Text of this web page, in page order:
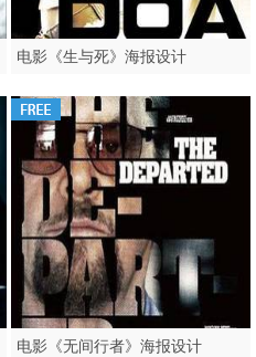
电影《生与死》海报设计
电影《无间行者》海报设计